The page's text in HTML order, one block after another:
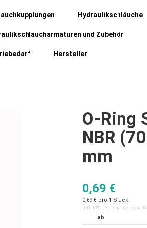
Hydraulikschläuche
und Zubehör
Hersteller
O-Ring
NBR
mm
0,69 €
0,69 € pro 1 Stück
inkl. 19% USt. , zzgl.Versand
ab